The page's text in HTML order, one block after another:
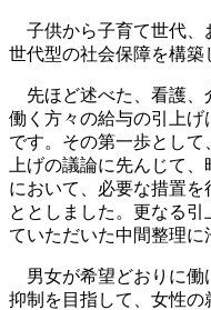
子供から子育て世代、
世代型の社会保障を構築
先ほど述べた、看護、
働く方々の給与の引上げ
です。その第一歩とし
上げの議論に先んじて
において、必要な措置を
ととしました。更なる
ていただいた中間整理に
男女が希望どおりに働
抑制を目指して、女性